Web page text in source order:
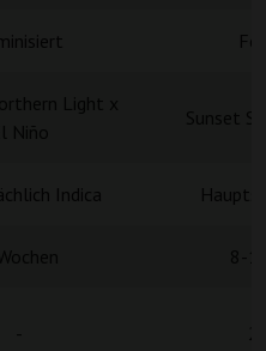
Indica
-